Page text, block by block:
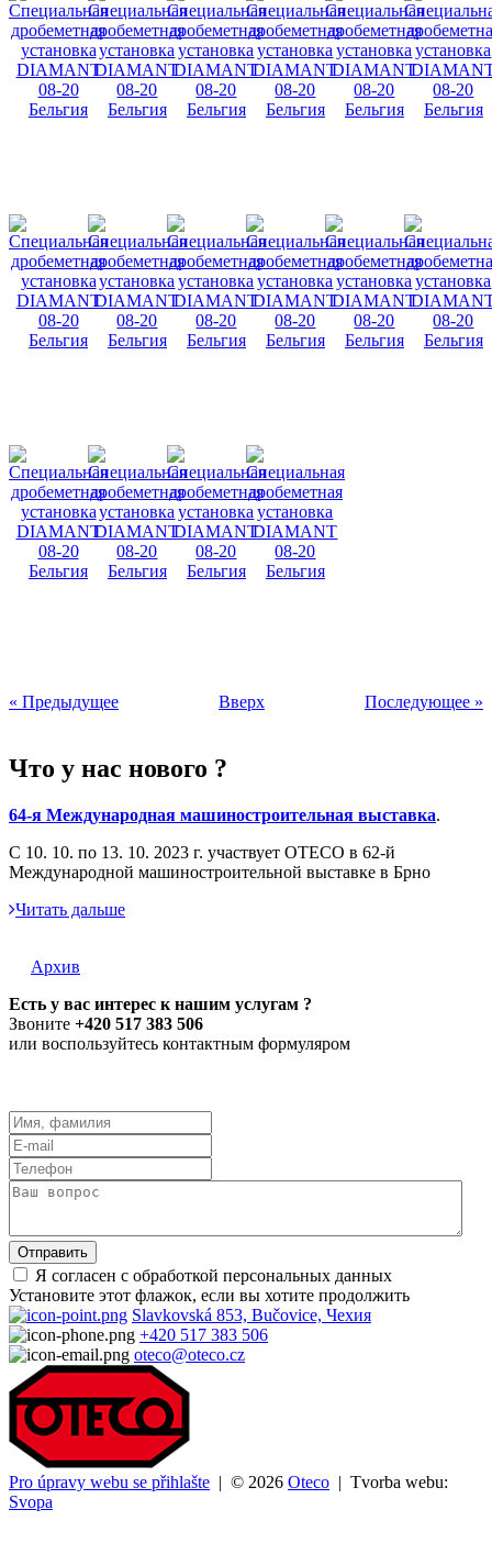
« Предыдущее Вверх Последующее »
Что у нас нового ?
64-я Международная машиностроительная выставка.
С 10. 10. по 13. 10. 2023 г. участвует ОТЕСО в 62-й
Международной машиностроительной выставке в Брно
Читать дальше
Архив
Есть у вас интерес к нашим услугам ?
Звоните +420 517 383 506
или воспользуйтесь контактным формуляром
Я согласен с обработкой персональных данных
Установите этот флажок, если вы хотите продолжить
Slavkovská 853, Bučovice, Чехия
+420 517 383 506
oteco@oteco.cz
Pro úpravy webu se přihlašte | © 2026 Oteco | Tvorba webu:
Svopa